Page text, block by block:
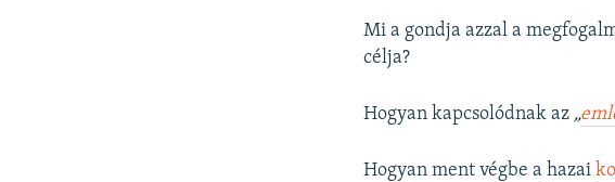
Mi a gondja azzal a
célja?
Hogyan kapcsolódnak az „
Hogyan ment végbe a hazai